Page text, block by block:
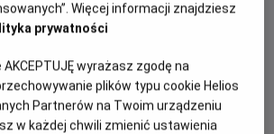
SCENARIUSZ
Ian MacAllister McDonald
Hale, Kelley Jakle
aktorka Cheryl chce rozkręcić swoją
jedyną propozycją dla niej jest udział w
„The Dating Game”. Z braku innych
Więcej informacji znajdziesz
prywatności
wyrażasz zgodę na
plików typu cookie Helios
Partnerów na Twoim urządzeniu
w każdej chwili zmienić ustawienia